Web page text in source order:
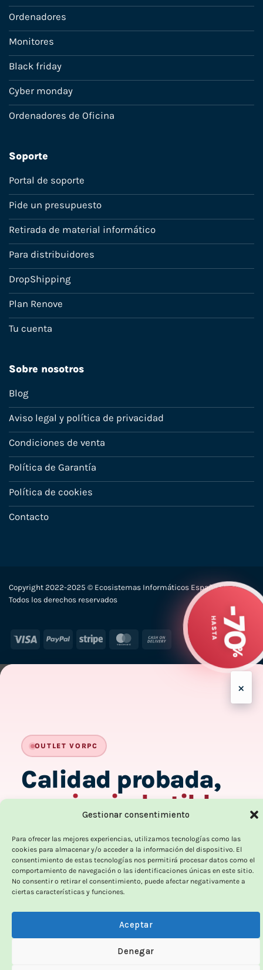
Gestionar consentimiento
Para ofrecer las mejores experiencias, utilizamos tecnologías como las
cookies para almacenar y/o acceder a la información del dispositivo. El
consentimiento de estas tecnologías nos permitirá procesar datos como el
comportamiento de navegación o las identificaciones únicas en este sitio.
No consentir o retirar el consentimiento, puede afectar negativamente a
ciertas características y funciones.
Aceptar
Denegar
Ordenadores
Monitores
Black friday
Cyber monday
Ordenadores de Oficina
Soporte
Portal de soporte
Pide un presupuesto
Retirada de material informático
Para distribuidores
DropShipping
Plan Renove
Tu cuenta
Sobre nosotros
Blog
Aviso legal y política de privacidad
Condiciones de venta
Política de Garantía
Política de cookies
Contacto
Copyright 2022-2025 © Ecosistemas Informáticos España SL –
Todos los derechos reservados
Visa PayPal Stripe MasterCard
Cash
×
-%
HASTA
OUTLET VORPC
Calidad probada,
precios imbatibles
bajo!
100% funcionales · revisados
Hasta un 70% más baratos que uno nuevo